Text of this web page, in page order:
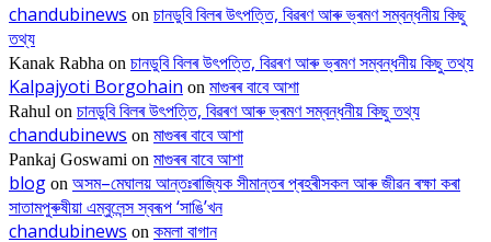
chandubinews on চানডুবি বিলৰ উৎপত্তি, বিৱৰণ আৰু ভ্ৰমণ সম্বন্ধনীয় কিছু
তথ্য
Kanak Rabha on চানডুবি বিলৰ উৎপত্তি, বিৱৰণ আৰু ভ্ৰমণ সম্বন্ধনীয় কিছু তথ্য
Kalpajyoti Borgohain on মাগুৰৰ বাবে আশা
Rahul on চানডুবি বিলৰ উৎপত্তি, বিৱৰণ আৰু ভ্ৰমণ সম্বন্ধনীয় কিছু তথ্য
chandubinews on মাগুৰৰ বাবে আশা
Pankaj Goswami on মাগুৰৰ বাবে আশা
blog on অসম–মেঘালয় আন্তঃৰাজ্যিক সীমান্তৰ প্ৰহৰীসকল আৰু জীৱন ৰক্ষা কৰা
সাতামপুৰুষীয়া এম্বুলেন্স স্বৰূপ ‘সাঙি’খন
chandubinews on কমলা বাগান